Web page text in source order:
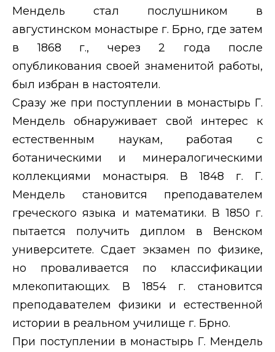
Мендель стал послушником в
августинском монастыре г. Брно, где затем
в 1868 г., через 2 года после
опубликования своей знаменитой работы,
был избран в настоятели.
Сразу же при поступлении в монастырь Г.
Мендель обнаруживает свой интерес к
естественным наукам, работая с
ботаническими и минералогическими
коллекциями монастыря. В 1848 г. Г.
Мендель становится преподавателем
греческого языка и математики. В 1850 г.
пытается получить диплом в Венском
университете. Сдает экзамен по физике,
но проваливается по классификации
млекопитающих. В 1854 г. становится
преподавателем физики и естественной
истории в реальном училище г. Брно.
При поступлении в монастырь Г. Мендель